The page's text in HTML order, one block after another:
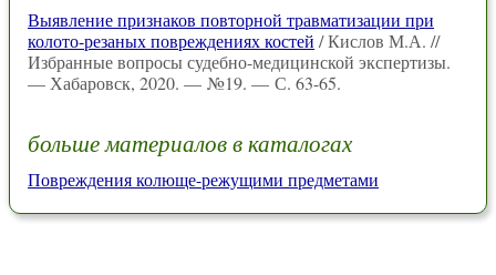
Выявление признаков повторной травматизации при
колото-резаных повреждениях костей / Кислов М.А. //
Избранные вопросы судебно-медицинской экспертизы.
— Хабаровск, 2020. — №19. — С. 63-65.
больше материалов в каталогах
Повреждения колюще-режущими предметами